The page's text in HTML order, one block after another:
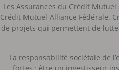
Les Assurances du Crédit Mutuel
Crédit Mutuel Alliance Fédérale.
de projets qui permettent de
La responsabilité sociétale de